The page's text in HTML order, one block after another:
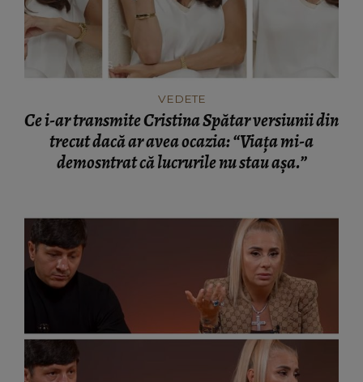
VEDETE
Ce i-ar transmite Cristina Spătar versiunii din
trecut dacă ar avea ocazia: “Viața mi-a
demosntrat că lucrurile nu stau așa.”